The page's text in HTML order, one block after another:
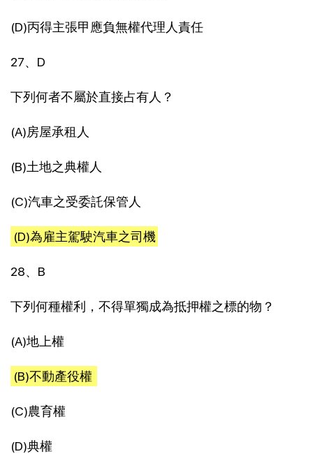
(D)丙得主張甲應負無權代理人責任
27、D
下列何者不屬於直接占有人？
(A)房屋承租人
(B)土地之典權人
(C)汽車之受委託保管人
(D)為雇主駕駛汽車之司機
28、B
下列何種權利，不得單獨成為抵押權之標的物？
(A)地上權
(B)不動產役權
(C)農育權
(D)典權